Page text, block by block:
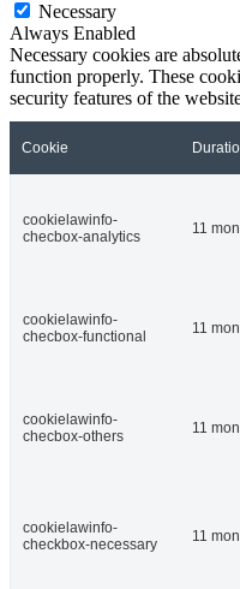
Necessary
Always Enabled
Necessary cookies are
function properly. These
security features of the
Cookie
cookielawinfo-
checbox-analytics
11
cookielawinfo-
checbox-functional
11
cookielawinfo-
checbox-others
11
cookielawinfo-
checkbox-necessary
11